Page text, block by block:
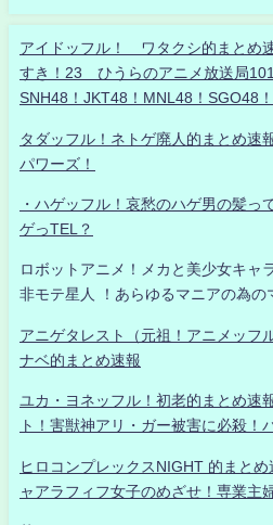
アイドッフル！ ワタクシ的まとめ
すき！23 ひうらのアニメ放送局
SNH48！JKT48！MNL48！SGO48
タダッフル！ネトゲ廃人的まとめ速
パワーズ！
・ハゲッフル！哀愁のハゲ男の髪っ
ゲっTEL？
ロボットアニメ！メカと美少女キャ
非モテ星人 ！あらゆるマニアの為の
アニゲタレスト（元祖！アニメッ
ナベ的まとめ速報
ユカ・ヨネッフル！初老的まとめ速
ト！害獣神アリ・ガー被害に必殺！
ヒロコンプレックスNIGHT 的まと
ャアラフィフ女子のめざせ！専業主